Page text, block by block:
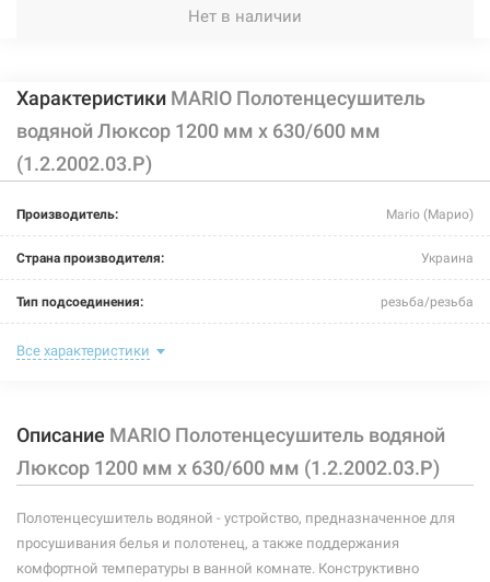
Нет в наличии
Характеристики MARIO Полотенцесушитель
водяной Люксор 1200 мм x 630/600 мм
(1.2.2002.03.Р)
Производитель: Mario (Марио)
Страна производителя: Украина
Тип подсоединения: резьба/резьба
Цвет:
Ширина: 630 мм
Глубина: 295 мм
Высота: 1200 мм
Максимальная температура:
Все характеристики
Описание MARIO Полотенцесушитель водяной
Люксор 1200 мм x 630/600 мм (1.2.2002.03.Р)
Полотенцесушитель водяной - устройство, предназначенное для
просушивания белья и полотенец, а также поддержания
комфортной температуры в ванной комнате. Конструктивно